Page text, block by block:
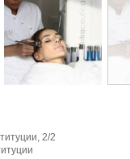
2/2